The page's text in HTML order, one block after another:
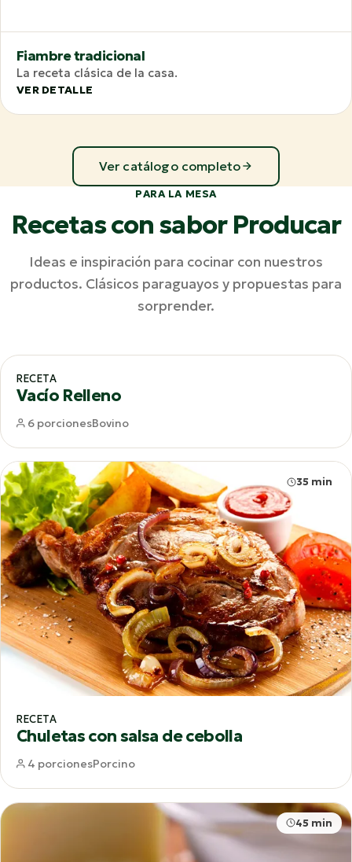
Fiambre tradicional
La receta clásica de la casa.
VER DETALLE
Ver catálogo completo
PARA LA MESA
Recetas con sabor Producar
Ideas e inspiración para cocinar con nuestros
productos. Clásicos paraguayos y propuestas para
sorprender.
RECETA
Vacío Relleno
6 porcionesBovino
35 min
RECETA
Chuletas con salsa de cebolla
4 porcionesPorcino
45 min